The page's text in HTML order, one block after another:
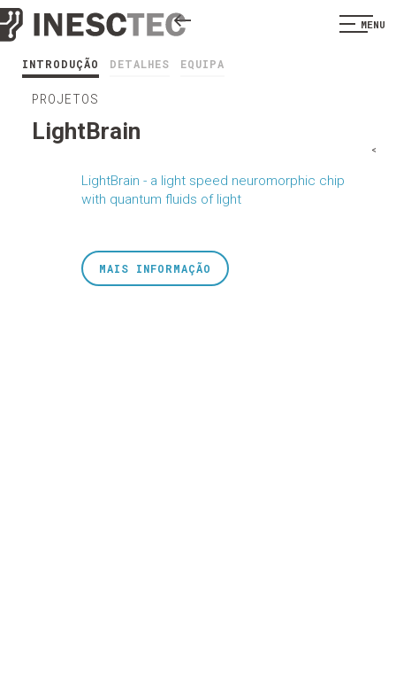
MENU
INTRODUÇÃO DETALHES EQUIPA
PROJETOS
LightBrain
LightBrain - a light speed neuromorphic chip
with quantum fluids of light
<
MAIS INFORMAÇÃO